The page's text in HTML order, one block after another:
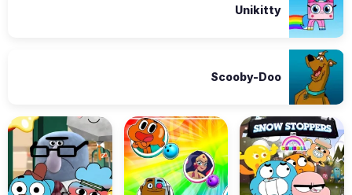
Unikitty
Scooby-Doo